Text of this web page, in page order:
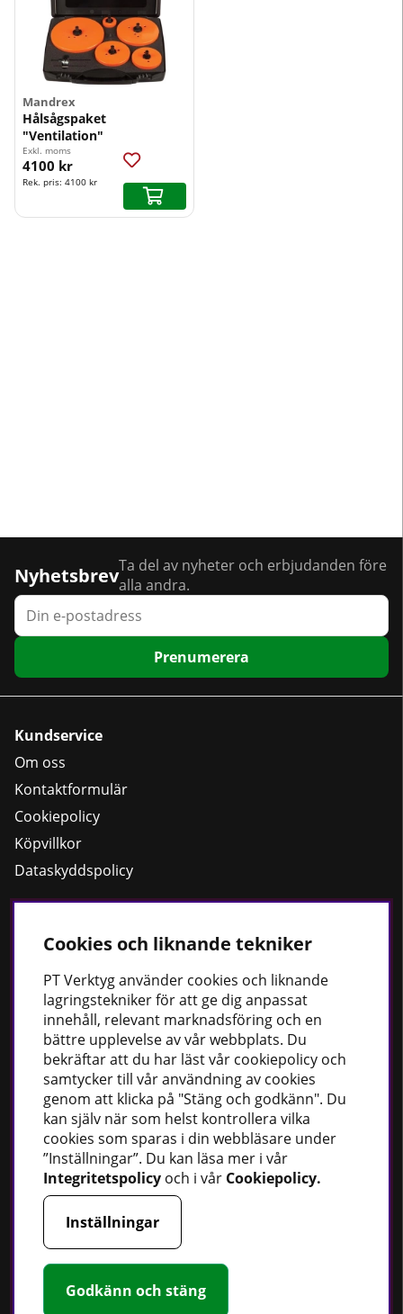
Mandrex
Hålsågspaket
"Ventilation"
Exkl. moms
4100 kr
Rek. pris: 4100 kr
NyhetsbrevTa del av nyheter och erbjudanden före
alla andra.
Prenumerera
Kundservice
Om oss
Kontaktformulär
Cookiepolicy
Köpvillkor
Dataskyddspolicy
Bästsäljare
Fordonsbelysning
Uppvärmning
Fettsprutor
Strömförsörjning
Handskar
Rotationslasrar
Håll dig uppdaterad
Nyheter
Guider
Cookies och liknande tekniker
PTVerktyg använder cookies och liknande
lagringstekniker för att ge dig anpassat
innehåll, relevant marknadsföring och en
bättre upplevelse av vår webbplats. Du
bekräftar att du har läst vår cookiepolicy och
samtycker till vår användning av cookies
genom att klicka på "Stäng och godkänn". Du
kan själv när som helst kontrollera vilka
cookies som sparas i din webbläsare under
”Inställningar”. Du kan läsa mer i vår
Integritetspolicy och i vår Cookiepolicy.
Inställningar
Godkänn och stäng